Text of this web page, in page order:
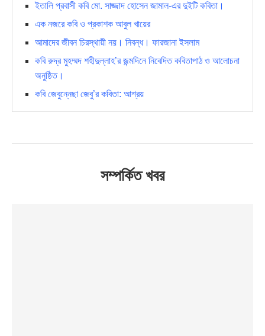
ইতালি প্রবাসী কবি মো. সাজ্জাদ হোসেন জামাল-এর দুইটি কবিতা।
এক নজরে কবি ও প্রকাশক আবুল খায়ের
আমাদের জীবন চিরস্থায়ী নয়। নিবন্ধ। ফারজানা ইসলাম
কবি রুদ্র মুহম্মদ শহীদুল্লাহ’র জন্মদিনে নিবেদিত কবিতাপাঠ ও আলোচনা
অনুষ্ঠিত।
কবি জেবুন্নেছা জেবু’র কবিতা: আশ্রয়
সম্পর্কিত খবর